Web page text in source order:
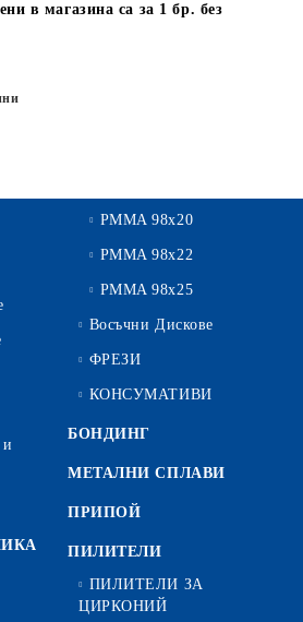
в магазина са за 1 бр. без
и
PMMA 98x20
PMMA 98x22
PMMA 98x25
Восъчни Дискове
ФРЕЗИ
КОНСУМАТИВИ
БОНДИНГ
МЕТАЛНИ СПЛАВИ
ПРИПОЙ
ПИЛИТЕЛИ
ПИЛИТЕЛИ ЗА
ЦИРКОНИЙ